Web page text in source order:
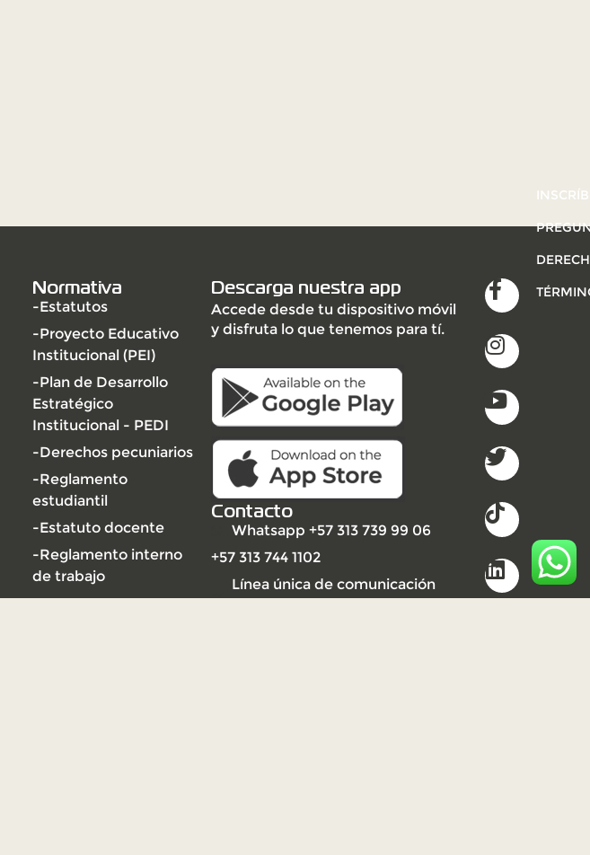
Normativa
-Estatutos
-Proyecto Educativo
Institucional (PEI)
-Plan de Desarrollo
Estratégico
Institucional - PEDI
-Derechos pecuniarios
-Reglamento
estudiantil
-Estatuto docente
-Reglamento interno
de trabajo
Descarga nuestra app
Accede desde tu dispositivo móvil
y disfruta lo que tenemos para tí.
Contacto
Whatsapp +57 313 739 99 06
+57 313 744 1102
Línea única de comunicación